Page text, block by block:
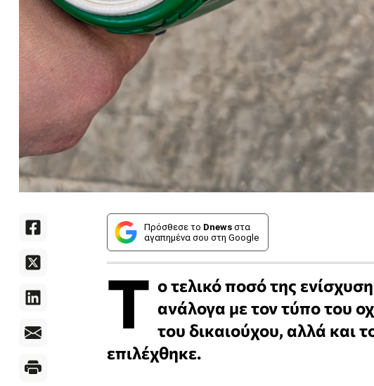
Πρόσθεσε το Dnews στα
αγαπημένα σου στη Google
Τ ο τελικό ποσό της
ανάλογα με τον τύπο του
του δικαιούχου, αλλά και
επιλέχθηκε.